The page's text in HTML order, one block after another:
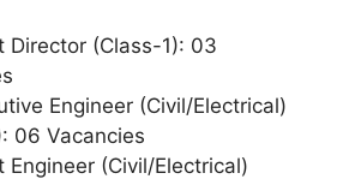
Director (Class-1): 03
Engineer (Civil/Electrical)
06 Vacancies
Engineer (Civil/Electrical)